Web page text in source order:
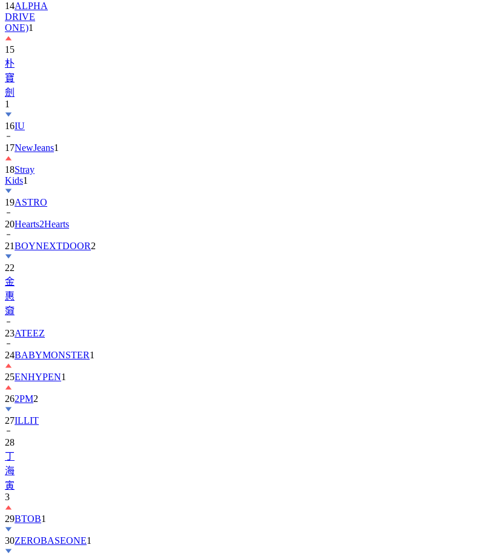
14ALPHA
DRIVE
ONE)1
15
朴
寶
劍
1
16IU
17NewJeans1
18Stray
Kids1
19ASTRO
20Hearts2Hearts
21BOYNEXTDOOR2
22
金
惠
奫
23ATEEZ
24BABYMONSTER1
25ENHYPEN1
262PM2
27ILLIT
28
丁
海
寅
3
29BTOB1
30ZEROBASEONE1